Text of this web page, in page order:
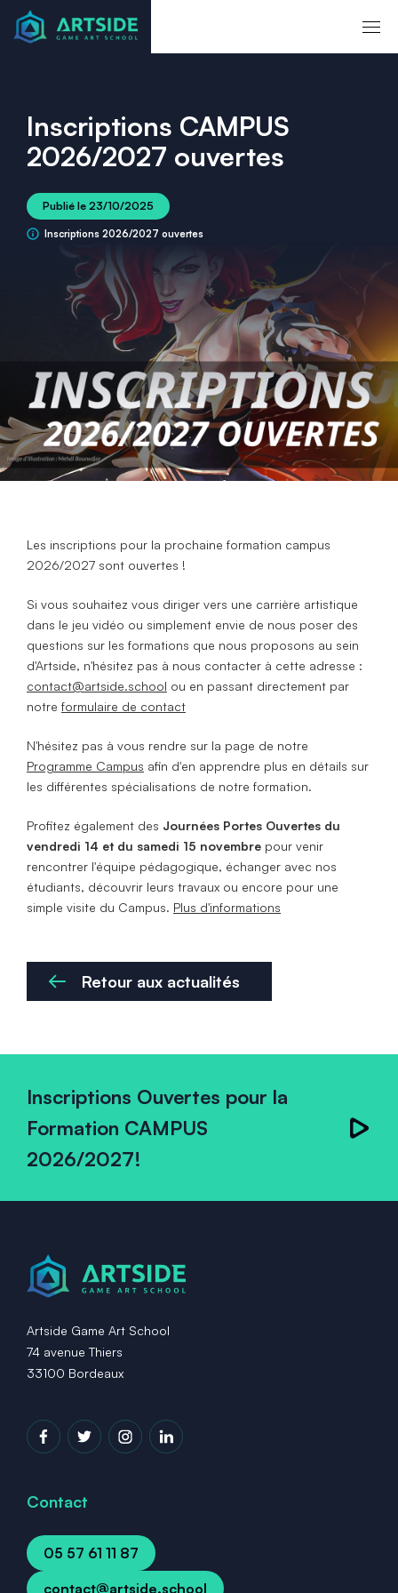
Inscriptions CAMPUS
2026/2027 ouvertes
Publié le 23/10/2025
Inscriptions 2026/2027 ouvertes
Les inscriptions pour la prochaine formation campus
2026/2027 sont ouvertes !
Si vous souhaitez vous diriger vers une carrière artistique
dans le jeu vidéo ou simplement envie de nous poser des
questions sur les formations que nous proposons au sein
d'Artside, n'hésitez pas à nous contacter à cette adresse :
contact@artside.school ou en passant directement par
notre formulaire de contact
N'hésitez pas à vous rendre sur la page de notre
Programme Campus afin d'en apprendre plus en détails sur
les différentes spécialisations de notre formation.
Profitez également des Journées Portes Ouvertes du
vendredi 14 et du samedi 15 novembre pour venir
rencontrer l'équipe pédagogique, échanger avec nos
étudiants, découvrir leurs travaux ou encore pour une
simple visite du Campus. Plus d'informations
Retour aux actualités
Inscriptions Ouvertes pour la
Formation CAMPUS
2026/2027!
Artside Game Art School
74 avenue Thiers
33100 Bordeaux
Contact
05 57 61 11 87
contact@artside.school